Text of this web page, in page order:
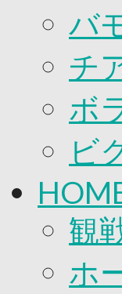
バ
チ
ボ
ビ
観
ホ